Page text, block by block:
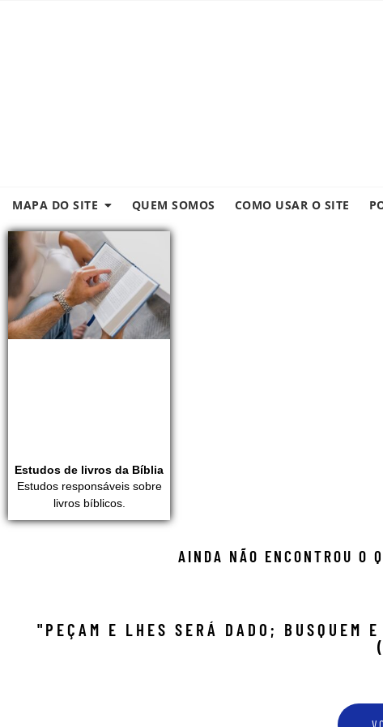
MAPA DO SITE QUEM SOMOS COMO USAR O SITE
Estudos de livros da Bíblia
Estudos responsáveis sobre
livros bíblicos.
AINDA NÃO ENCONTROU O
"PEÇAM E LHES SERÁ DADO; BUSQUEM